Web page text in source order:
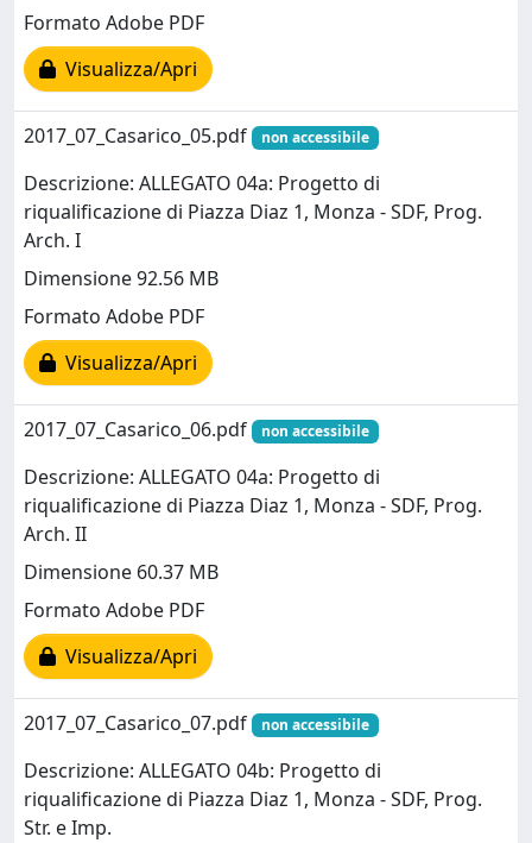
Formato Adobe PDF
Visualizza/Apri
2017_07_Casarico_05.pdf non accessibile
Descrizione: ALLEGATO 04a: Progetto di
riqualificazione di Piazza Diaz 1, Monza - SDF, Prog.
Arch. I
Dimensione 92.56 MB
Formato Adobe PDF
Visualizza/Apri
2017_07_Casarico_06.pdf non accessibile
Descrizione: ALLEGATO 04a: Progetto di
riqualificazione di Piazza Diaz 1, Monza - SDF, Prog.
Arch. II
Dimensione 60.37 MB
Formato Adobe PDF
Visualizza/Apri
2017_07_Casarico_07.pdf non accessibile
Descrizione: ALLEGATO 04b: Progetto di
riqualificazione di Piazza Diaz 1, Monza - SDF, Prog.
Str. e Imp.